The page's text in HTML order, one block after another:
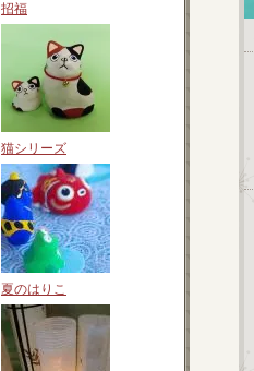
招福
猫シリーズ
夏のはりこ